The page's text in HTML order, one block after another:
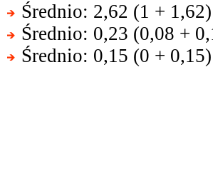
Średnio: 2,62 (1 + 1,62)
Średnio: 0,23 (0,08 +
Średnio: 0,15 (0 +